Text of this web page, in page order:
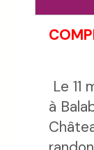
Le 11
à